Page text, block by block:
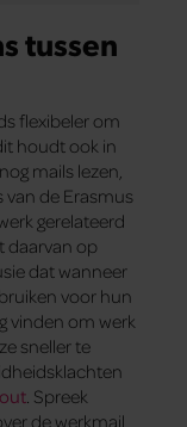
tussen
flexibeler om
houdt ook in
mails lezen,
de Erasmus
gerelateerd
daarvan op
dat wanneer
voor hun
vinden om werk
sneller te
. Spreek
de werkmail